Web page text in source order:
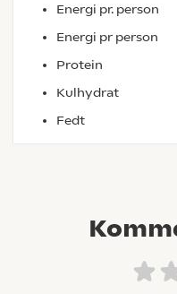
Energi pr. person
Energi pr person
Protein
Kulhydrat
Fedt